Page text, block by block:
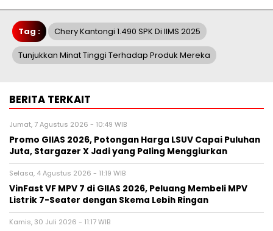
Tag : Chery Kantongi 1.490 SPK Di IIMS 2025
Tunjukkan Minat Tinggi Terhadap Produk Mereka
BERITA TERKAIT
Jumat, 7 Agustus 2026 - 10:49 WIB
Promo GIIAS 2026, Potongan Harga LSUV Capai Puluhan
Juta, Stargazer X Jadi yang Paling Menggiurkan
Selasa, 4 Agustus 2026 - 11:19 WIB
VinFast VF MPV 7 di GIIAS 2026, Peluang Membeli MPV
Listrik 7-Seater dengan Skema Lebih Ringan
Kamis, 30 Juli 2026 - 11:17 WIB